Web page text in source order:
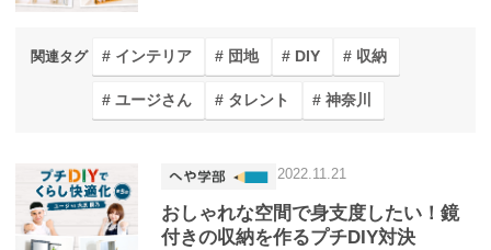
関連タグ インテリア 団地 DIY 収納
ユージさん タレント 神奈川
おしゃれな空間で身支度したい！鏡
付きの収納を作るプチDIY対決
2022.11.21